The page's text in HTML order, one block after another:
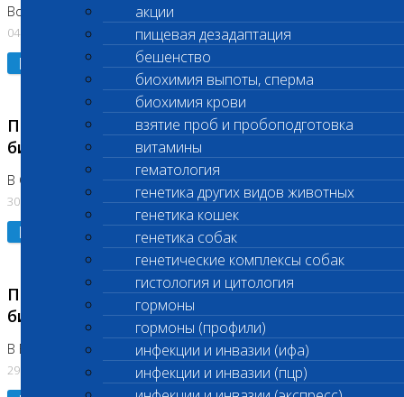
акции
пищевая дезадаптация
бешенство
биохимия выпоты, сперма
биохимия крови
взятие проб и пробоподготовка
витамины
гематология
генетика других видов животных
генетика кошек
генетика собак
генетические комплексы собак
гистология и цитология
гормоны
гормоны (профили)
инфекции и инвазии (ифа)
инфекции и инвазии (пцр)
Во Владыкино
04.08.2026
Подробнее
Приостановлено выполнение срочных
биохимических исследований
В Сколково. Код (123,309,310)
30.07.2026
Подробнее
Приостановлено выполнение срочных
биохимических исследований
В Бутово 29.07.26
29.07.2026